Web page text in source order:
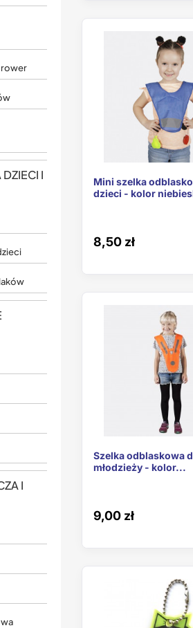
rower
I
I
Szybki
Mini szelka
dzieci - kolor
8,50 zł
Szybki
Szelka odblaskowa
młodzieży - kolor...
9,00 zł